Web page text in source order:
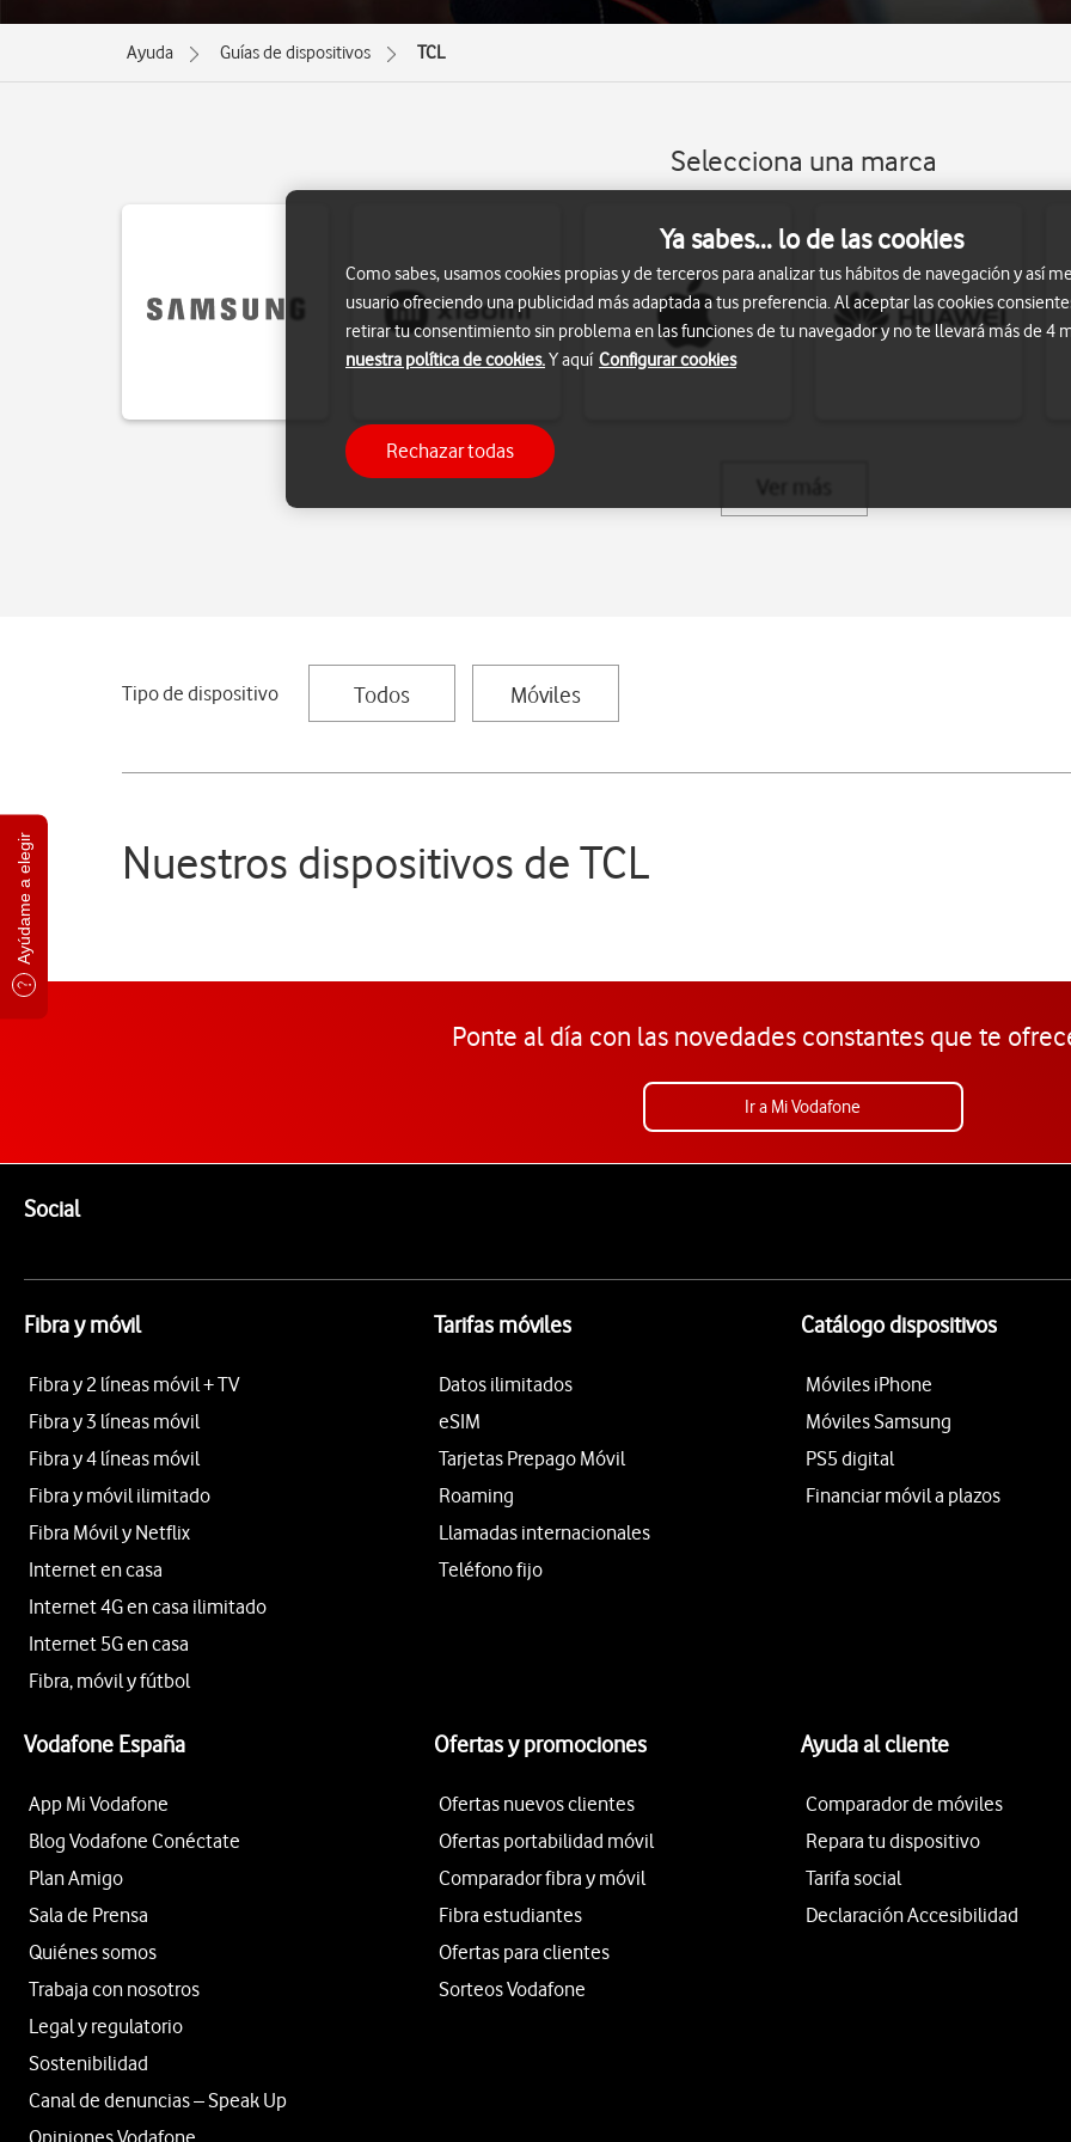
Ayúdame a elegir
Ayuda Guías de dispositivos TCL
Selecciona una marca
Ver más
Tipo de dispositivo Todos Móviles
Nuestros dispositivos de TCL
Ponte al día con las novedades constantes que te
Ir a Mi Vodafone
SocialEnlaces a las redes sociales de Vodafone
Fibra y móvil
Fibra y 2 líneas móvil + TV
Fibra y 3 líneas móvil
Fibra y 4 líneas móvil
Fibra y móvil ilimitado
Fibra Móvil y Netflix
Internet en casa
Internet 4G en casa ilimitado
Internet 5G en casa
Fibra, móvil y fútbol
Tarifas móviles
Datos ilimitados
eSIM
Tarjetas Prepago Móvil
Roaming
Llamadas internacionales
Teléfono fijo
Catálogo dispositivos
Móviles iPhone
Móviles Samsung
PS5 digital
Financiar móvil a plazos
Vodafone España
App Mi Vodafone
Blog Vodafone Conéctate
Plan Amigo
Sala de Prensa
Quiénes somos
Trabaja con nosotros
Legal y regulatorio
Sostenibilidad
Canal de denuncias – Speak Up
Opiniones Vodafone
Ofertas y promociones
Ofertas nuevos clientes
Ofertas portabilidad móvil
Comparador fibra y móvil
Fibra estudiantes
Ofertas para clientes
Sorteos Vodafone
Ayuda al cliente
Comparador de móviles
Repara tu dispositivo
Tarifa social
Declaración Accesibilidad
Ya sabes... lo de las cookies
Como sabes, usamos cookies propias y de terceros para analizar tus hábitos de navegación y así
usuario ofreciendo una publicidad más adaptada a tus preferencia. Al aceptar las cookies
retirar tu consentimiento sin problema en las funciones de tu navegador y no te llevará más de 4
nuestra política de cookies.Y aquí Configurar cookies
Rechazar todas